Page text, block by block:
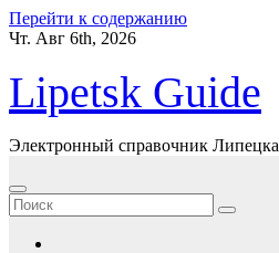
Перейти к содержанию
Чт. Авг 6th, 2026
Lipetsk Guide
Электронный справочник Липецка